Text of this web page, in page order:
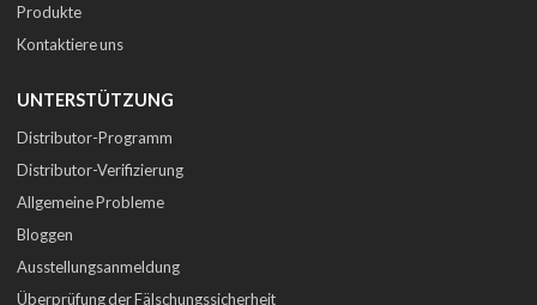
Produkte
Kontaktiere uns
UNTERSTÜTZUNG
Distributor-Programm
Distributor-Verifizierung
Allgemeine Probleme
Bloggen
Ausstellungsanmeldung
Überprüfung der Fälschungssicherheit